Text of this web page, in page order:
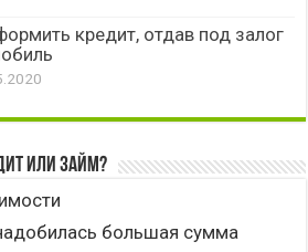
кредит, отдав под залог
или займ?
большая сумма